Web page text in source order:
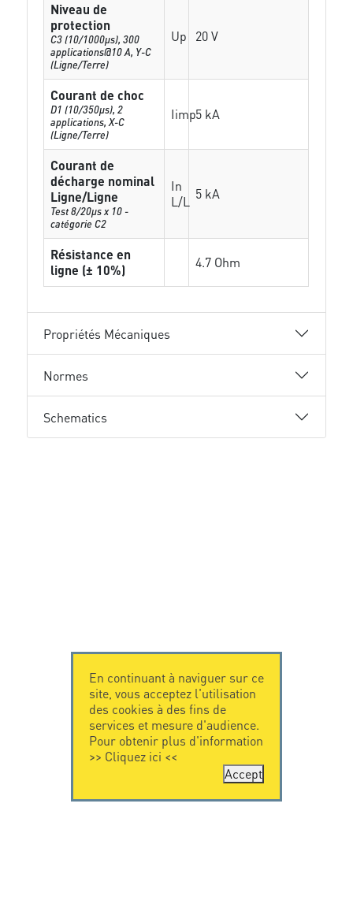
Niveau de
protection
C3 (10/1000μs), 300
applications@10 A, Y-C
(Ligne/Terre)
Up 20 V
Courant de choc
D1 (10/350μs), 2
applications, X-C
(Ligne/Terre)
Iimp5 kA
Courant de
décharge nominal
Ligne/Ligne
Test 8/20µs x 10 -
catégorie C2
In
L/L
5 kA
Résistance en
ligne (± 10%)
4.7 Ohm
Propriétés Mécaniques
Normes
Schematics
En continuant à naviguer sur ce
site, vous acceptez l'utilisation
des cookies à des fins de
services et mesure d'audience.
Pour obtenir plus d'information
>> Cliquez ici <<
Accept